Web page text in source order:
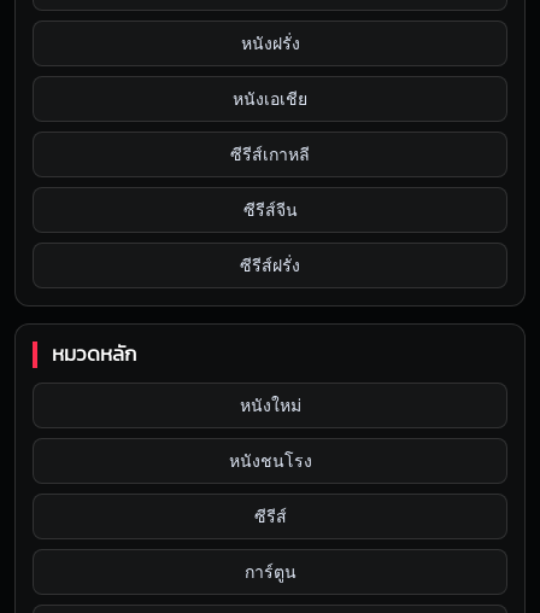
หนังฝรั่ง
หนังเอเชีย
ซีรีส์เกาหลี
ซีรีส์จีน
ซีรีส์ฝรั่ง
หมวดหลัก
หนังใหม่
หนังชนโรง
ซีรีส์
การ์ตูน